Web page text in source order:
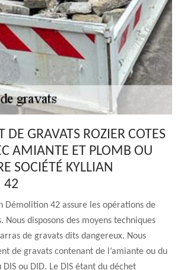
DE GRAVATS ROZIER COTES
AMIANTE ET PLOMB OU
SOCIÉTÉ KYLLIAN
42
Démolition 42 assure les opérations de
Nous disposons des moyens techniques
de gravats dits dangereux. Nous
de gravats contenant de l’amiante ou du
ou DID. Le DIS étant du déchet